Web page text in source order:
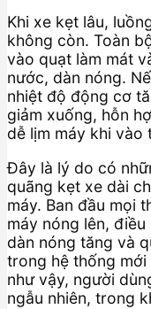
Khi xe kẹt lâu,
không còn. Toàn
vào quạt làm mát
nước, dàn nóng.
nhiệt độ động cơ
giảm xuống, hỗn
dễ lịm máy khi vào
Đây là lý do có
quãng kẹt xe dài
máy. Ban đầu mọi
máy nóng lên,
dàn nóng tăng và
trong hệ thống
như vậy, người
ngẫu nhiên, trong